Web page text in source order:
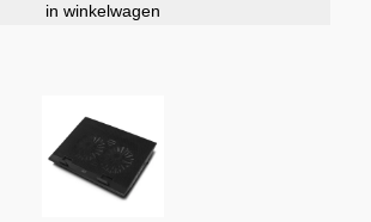
in winkelwagen